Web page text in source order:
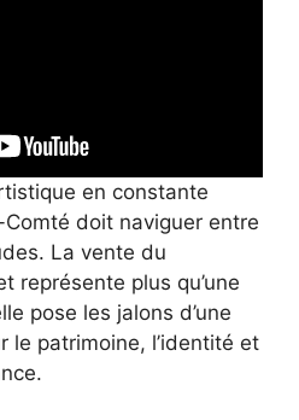
en constante
doit naviguer entre
La vente du
représente plus qu’une
pose les jalons d’une
le patrimoine, l’identité et